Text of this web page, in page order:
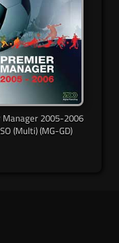
Manager 2005-2006
(Multi) (MG-GD)